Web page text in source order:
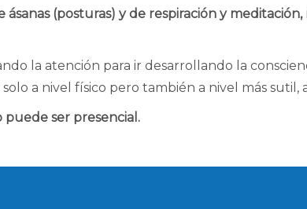
(posturas) y de respiración y
la atención para ir desarrollando la
a nivel físico pero también a nivel más sutil,
ser presencial.